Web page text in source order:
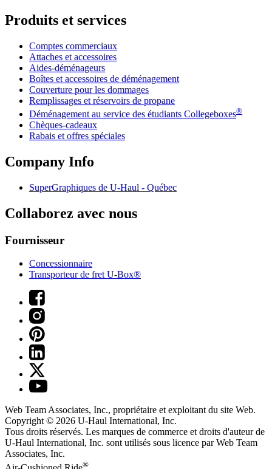
Produits et services
Comptes commerciaux
Attaches et accessoires
Aides-déménageurs
Boîtes et accessoires de déménagement
Couverture pour les dommages
Remplissages et réservoirs de propane
Déménagement au service des étudiants Collegeboxes®
Chèques-cadeaux
Rabais et offres spéciales
Company Info
SuperGraphiques de U-Haul - Québec
Collaborez avec nous
Fournisseur
Concessionnaire
Transporteur de fret U-Box®
Web Team Associates, Inc., propriétaire et exploitant du site Web.
Copyright © 2026 U-Haul International, Inc.
Tous droits réservés. Les marques de commerce et droits d'auteur de
U-Haul International, Inc. sont utilisés sous licence par Web Team
Associates, Inc.
®